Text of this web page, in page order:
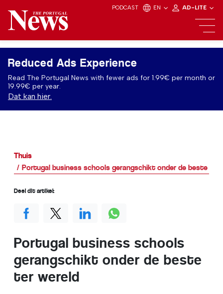
PODCAST EN AD-LITE
Reduced Ads Experience
Read The Portugal News with fewer ads for 1.99€ per month or
19.99€ per year.
Dat kan hier.
Thuis
Portugal business schools gerangschikt onder de beste ter
Portugal business schools
gerangschikt onder de beste
ter wereld
Deel dit artikel: